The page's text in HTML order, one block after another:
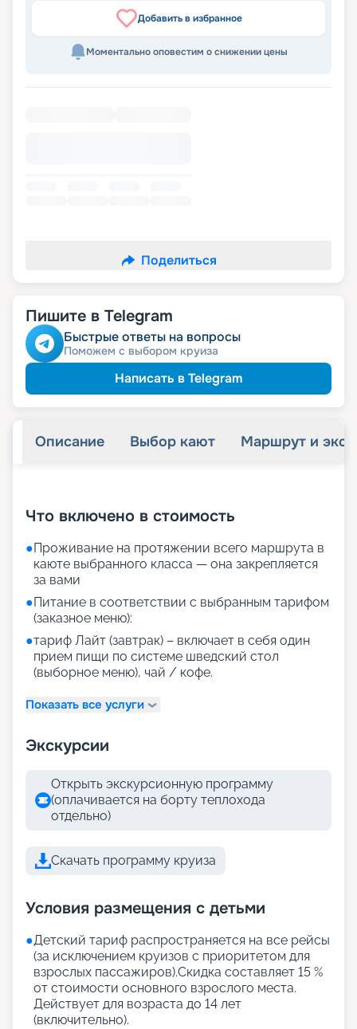
Добавить в избранное
Моментально оповестим о снижении цены
Поделиться
Пишите в Telegram
Быстрые ответы на вопросы
Поможем с выбором круиза
Написать в Telegram
Описание Выбор кают Маршрут и
Что включено в стоимость
●Проживание на протяжении всего маршрута в
каюте выбранного класса — она закрепляется
за вами
●Питание в соответствии с выбранным тарифом
(заказное меню):
●тариф Лайт (завтрак) – включает в себя один
прием пищи по системе шведский стол
(выборное меню), чай / кофе.
Показать все услуги
Экскурсии
Открыть экскурсионную программу
(оплачивается на борту теплохода
отдельно)
Скачать программу круиза
Условия размещения с детьми
●Детский тариф распространяется на все рейсы
(за исключением круизов с приоритетом для
взрослых пассажиров).Скидка составляет 15 %
от стоимости основного взрослого места.
Действует для возраста до 14 лет
(включительно).